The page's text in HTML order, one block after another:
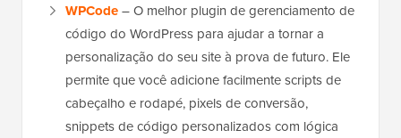
WPCode– O melhor plugin de gerenciamento de
código do WordPress para ajudar a tornar a
personalização do seu site à prova de futuro. Ele
permite que você adicione facilmente scripts de
cabeçalho e rodapé, pixels de conversão,
snippets de código personalizados com lógica